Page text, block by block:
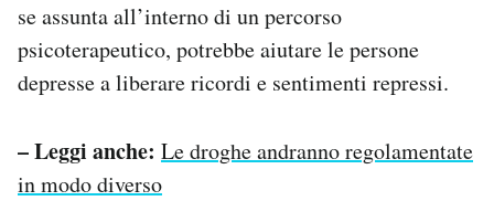
se assunta all’interno di un percorso
psicoterapeutico, potrebbe aiutare le persone
depresse a liberare ricordi e sentimenti repressi.
– Leggi anche: Le droghe andranno regolamentate
in modo diverso